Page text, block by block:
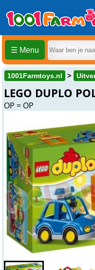
☰ Menu
1001Farmtoys.nl
LEGO DUPLO
OP = OP